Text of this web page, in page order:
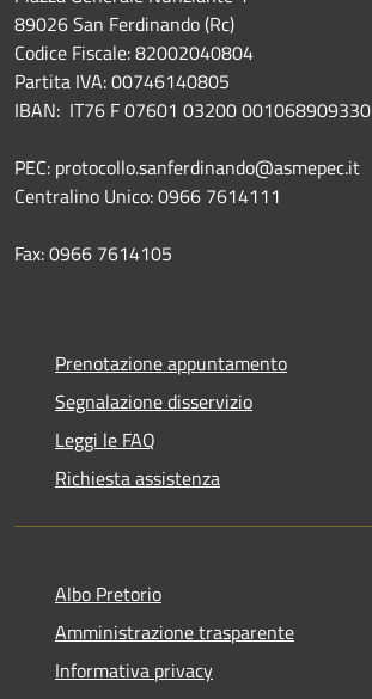
89026 San Ferdinando (Rc)
Codice Fiscale: 82002040804
Partita IVA: 00746140805
IBAN: IT76 F 07601 03200 001068909330
PEC: protocollo.sanferdinando@asmepec.it
Centralino Unico: 0966 7614111
Fax: 0966 7614105
Prenotazione appuntamento
Segnalazione disservizio
Leggi le FAQ
Richiesta assistenza
Albo Pretorio
Amministrazione trasparente
Informativa privacy